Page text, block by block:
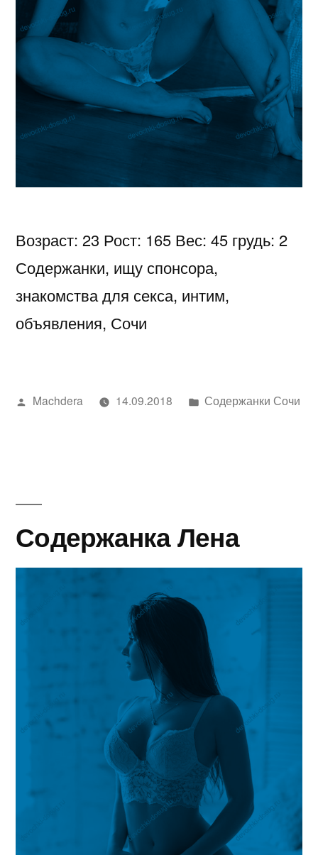
Возраст: 23 Рост: 165 Вес: 45 грудь: 2
Содержанки, ищу спонсора,
знакомства для секса, интим,
объявления, Сочи
Написано
Machdera 14.09.2018
Написано
Содержанки Сочи
Содержанка Лена